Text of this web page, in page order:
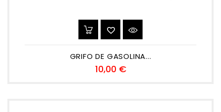
GRIFO DE GASOLINA...
10,00 €Precio